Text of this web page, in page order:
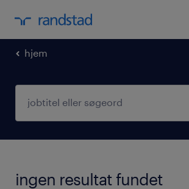
hjem
ingen resultat fundet